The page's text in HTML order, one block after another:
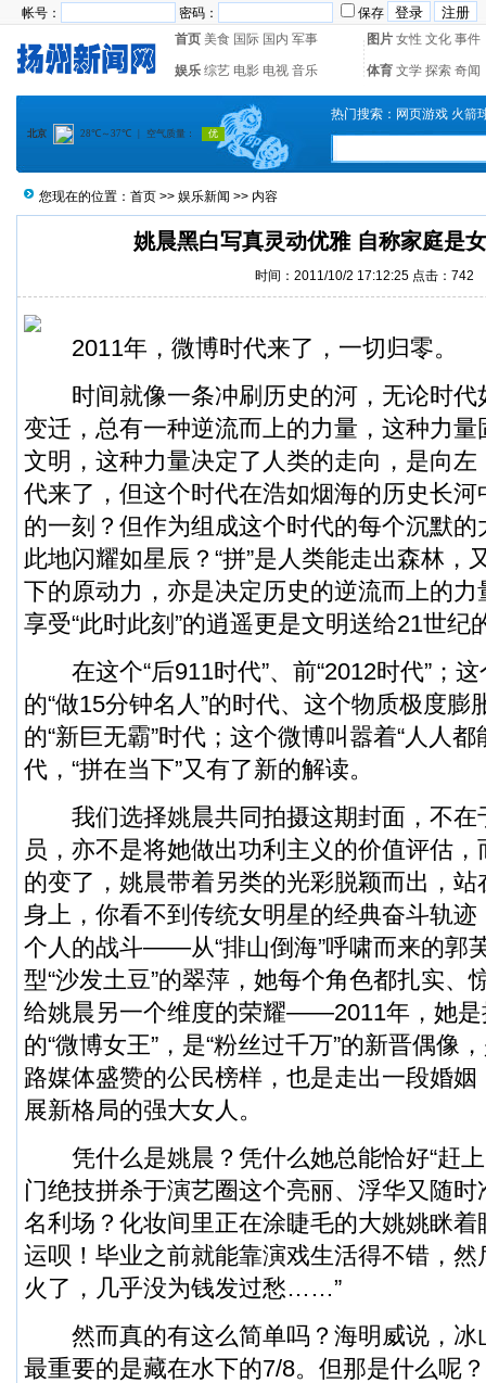
帐号： 密码：
保存
首页 美食 国际 国内 军事 图片 女性 文化 事件
娱乐 综艺 电影 电视 音乐 体育 文学 探索 奇闻
热门搜索： 网页游戏 火箭
您现在的位置： 首页 >> 娱乐新闻 >> 内容
姚晨黑白写真灵动优雅 自称家庭是
时间：2011/10/2 17:12:25 点击： 742
2011年，微博时代来了，一切归零。
时间就像一条冲刷历史的河，无论时代
变迁，总有一种逆流而上的力量，这种力
文明，这种力量决定了人类的走向，是向
代来了，但这个时代在浩如烟海的历史长
的一刻？但作为组成这个时代的每个沉默
此地闪耀如星辰？“拼”是人类能走出森林，
下的原动力，亦是决定历史的逆流而上的力
享受“此时此刻”的逍遥更是文明送给21世纪
在这个“后911时代”、前“2012时代”；这
的“做15分钟名人”的时代、这个物质极度膨
的“新巨无霸”时代；这个微博叫嚣着“人人都
代，“拼在当下”又有了新的解读。
我们选择姚晨共同拍摄这期封面，不在
员，亦不是将她做出功利主义的价值评估
的变了，姚晨带着另类的光彩脱颖而出，
身上，你看不到传统女明星的经典奋斗轨迹
个人的战斗——从“排山倒海”呼啸而来的郭
型“沙发土豆”的翠萍，她每个角色都扎实、
给姚晨另一个维度的荣耀——2011年，她是
的“微博女王”，是“粉丝过千万”的新晋偶像
路媒体盛赞的公民榜样，也是走出一段婚
展新格局的强大女人。
凭什么是姚晨？凭什么她总能恰好“赶上
门绝技拼杀于演艺圈这个亮丽、浮华又随
名利场？化妆间里正在涂睫毛的大姚姚眯着
运呗！毕业之前就能靠演戏生活得不错，
火了，几乎没为钱发过愁……”
然而真的有这么简单吗？海明威说，冰
最重要的是藏在水下的7/8。但那是什么呢